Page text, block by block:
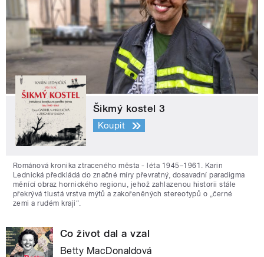
Šikmý kostel 3
Koupit
Románová kronika ztraceného města - léta 1945–1961. Karin
Lednická předkládá do značné míry převratný, dosavadní paradigma
měnící obraz hornického regionu, jehož zahlazenou historii stále
překrývá tlustá vrstva mýtů a zakořeněných stereotypů o „černé
zemi a rudém kraji“.
Co život dal a vzal
Betty MacDonaldová